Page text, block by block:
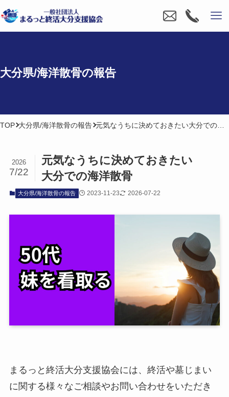
大分県/海洋散骨の​報告
TOP 大分県/海洋散骨の報告
元気なうちに​決めて​おきたい​
大分での​海洋散骨
2026
7/22
大分県/海洋散骨の報告 2023-11-23 2026-07-22
まるっと終活大分支援協会には、終活や墓じまい
に関する様々なご相談やお問い合わせをいただき